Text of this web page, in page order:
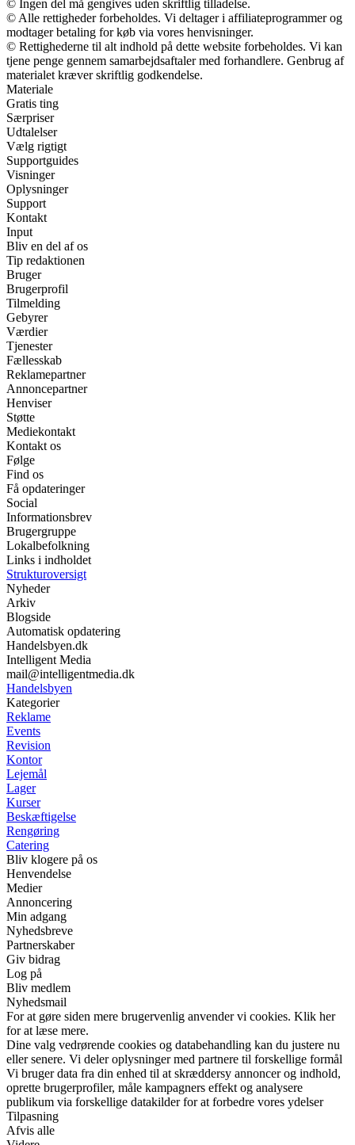
© Ingen del må gengives uden skriftlig tilladelse.
© Alle rettigheder forbeholdes. Vi deltager i affiliateprogrammer og
modtager betaling for køb via vores henvisninger.
© Rettighederne til alt indhold på dette website forbeholdes. Vi kan
tjene penge gennem samarbejdsaftaler med forhandlere. Genbrug af
materialet kræver skriftlig godkendelse.
Materiale
Gratis ting
Særpriser
Udtalelser
Vælg rigtigt
Supportguides
Visninger
Oplysninger
Support
Kontakt
Input
Bliv en del af os
Tip redaktionen
Bruger
Brugerprofil
Tilmelding
Gebyrer
Værdier
Tjenester
Fællesskab
Reklamepartner
Annoncepartner
Henviser
Støtte
Mediekontakt
Kontakt os
Følge
Find os
Få opdateringer
Social
Informationsbrev
Brugergruppe
Lokalbefolkning
Links i indholdet
Strukturoversigt
Nyheder
Arkiv
Blogside
Automatisk opdatering
Handelsbyen.dk
Intelligent Media
mail@intelligentmedia.dk
Handelsbyen
Kategorier
Reklame
Events
Revision
Kontor
Lejemål
Lager
Kurser
Beskæftigelse
Rengøring
Catering
Bliv klogere på os
Henvendelse
Medier
Annoncering
Min adgang
Nyhedsbreve
Partnerskaber
Giv bidrag
Log på
Bliv medlem
Nyhedsmail
For at gøre siden mere brugervenlig anvender vi cookies. Klik her
for at læse mere.
Dine valg vedrørende cookies og databehandling kan du justere nu
eller senere. Vi deler oplysninger med partnere til forskellige formål
Vi bruger data fra din enhed til at skræddersy annoncer og indhold,
oprette brugerprofiler, måle kampagners effekt og analysere
publikum via forskellige datakilder for at forbedre vores ydelser
Tilpasning
Afvis alle